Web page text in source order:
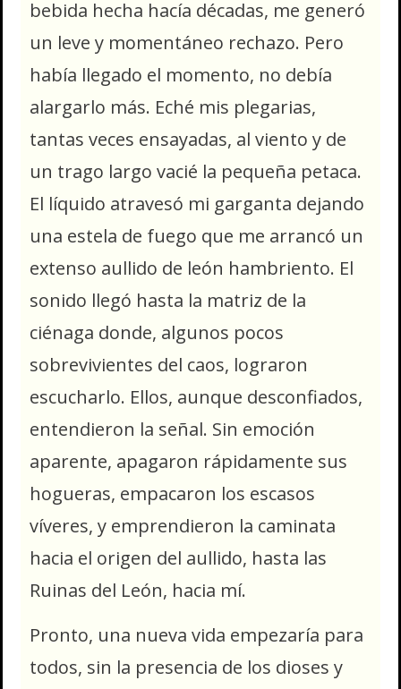
bebida hecha hacía décadas, me generó
un leve y momentáneo rechazo. Pero
había llegado el momento, no debía
alargarlo más. Eché mis plegarias,
tantas veces ensayadas, al viento y de
un trago largo vacié la pequeña petaca.
El líquido atravesó mi garganta dejando
una estela de fuego que me arrancó un
extenso aullido de león hambriento. El
sonido llegó hasta la matriz de la
ciénaga donde, algunos pocos
sobrevivientes del caos, lograron
escucharlo. Ellos, aunque desconfiados,
entendieron la señal. Sin emoción
aparente, apagaron rápidamente sus
hogueras, empacaron los escasos
víveres, y emprendieron la caminata
hacia el origen del aullido, hasta las
Ruinas del León, hacia mí.
Pronto, una nueva vida empezaría para
todos, sin la presencia de los dioses y